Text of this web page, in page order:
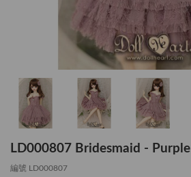
LD000807 Bridesmaid - Purple
編號 LD000807